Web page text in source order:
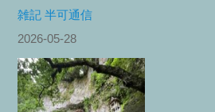
雑記 半可通信
2026-05-28